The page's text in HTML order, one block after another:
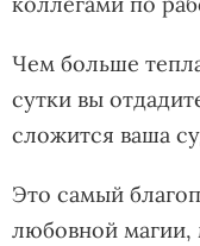
Чем больше
сутки вы
сложится ваша
Это самый
любовной магии,